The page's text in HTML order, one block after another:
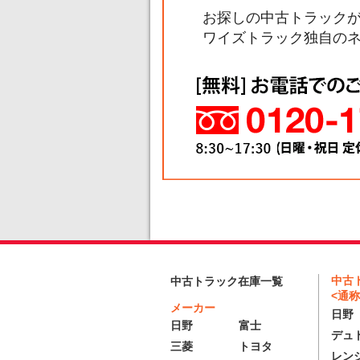
お探しの中古トラック
ワイズトラック独自の
中古トラック在庫一覧
メーカー
日野
富士
三菱
トヨタ
中古
<通
日野
デュ
レン